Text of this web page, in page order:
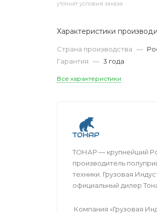
уточнят условия заказа
Характеристики
Страна производства —
Гарантия — 3 года
Все характеристики
ТОНАР — крупнейший
производитель
техники. Грузовая
официальный дилер
Компания «Грузовая